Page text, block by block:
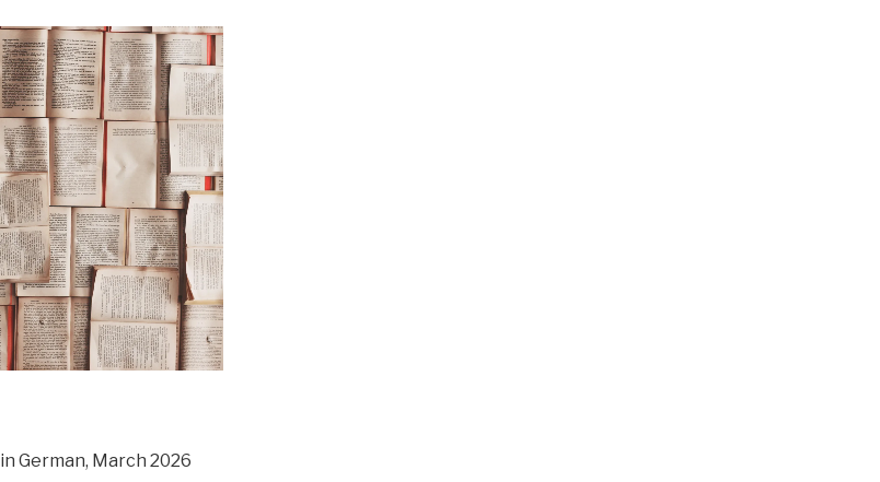
German, March 2026